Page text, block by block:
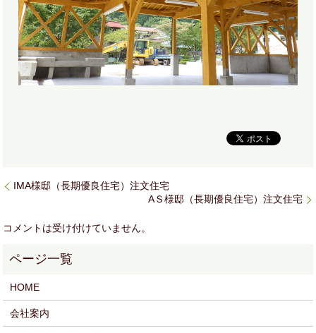
IMA様邸（長期優良住宅）注文住宅
AＳ様邸（長期優良住宅）注文住宅
コメントは受け付けていません。
HOME
会社案内